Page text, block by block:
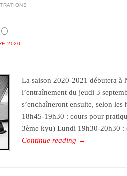
2020
La saison 2020-2021 débutera à
l’entraînement du jeudi 3
s’enchaîneront ensuite, selon
18h45-19h30 : cours pour
3ème kyu) Lundi 19h30-20h30
Continue reading →